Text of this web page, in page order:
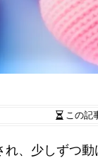
この記
、少しずつ